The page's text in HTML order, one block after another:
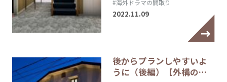
#海外ドラマの間取り
2022.11.09
後からプランしやすいよ
うに（後編）【外構の…